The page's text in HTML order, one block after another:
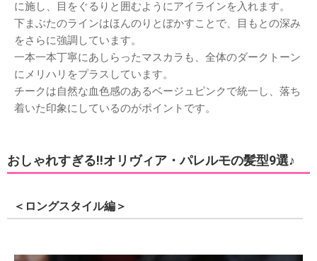
チークは自然な色で血色良く、ヘルシーな印象にしていま
す。
リップはファッションに合わせて赤系などのリップも使用し
ています。
オリヴィアのフルメイクは、大人ガーリーメイクの参考にな
ると注目されています。
ブラウン、グレー、ブラックのグラデーションをアイホール
下まぶたのラインはほんのりとぼかすことで、目もとの深み
をさらに強調しています。